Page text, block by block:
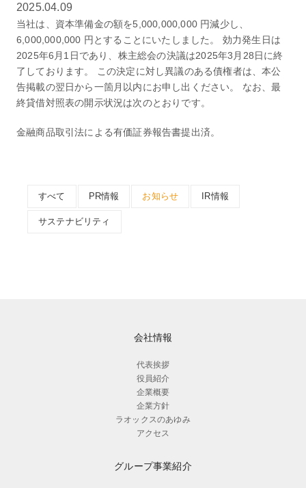
2025.04.09
当社は、資本準備金の額を5,000,000,000 円減少し、
6,000,000,000 円とすることにいたしました。 効力発生日は
2025年6月1日であり、株主総会の決議は2025年3月28日に終
了しております。 この決定に対し異議のある債権者は、本公
告掲載の翌日から一箇月以内にお申し出ください。 なお、最
終貸借対照表の開示状況は次のとおりです。
金融商品取引法による有価証券報告書提出済。
すべて PR情報 お知らせ IR情報
サステナビリティ
会社情報
代表挨拶
役員紹介
企業概要
企業方針
ラオックスのあゆみ
アクセス
グループ事業紹介